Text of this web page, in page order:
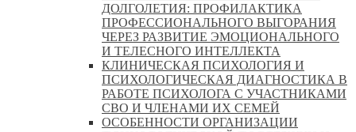
ДОЛГОЛЕТИЯ: ПРОФИЛАКТИКА
ПРОФЕССИОНАЛЬНОГО ВЫГОРАНИЯ
ЧЕРЕЗ РАЗВИТИЕ ЭМОЦИОНАЛЬНОГО
И ТЕЛЕСНОГО ИНТЕЛЛЕКТА
КЛИНИЧЕСКАЯ ПСИХОЛОГИЯ И
ПСИХОЛОГИЧЕСКАЯ ДИАГНОСТИКА В
РАБОТЕ ПСИХОЛОГА С УЧАСТНИКАМИ
СВО И ЧЛЕНАМИ ИХ СЕМЕЙ
ОСОБЕННОСТИ ОРГАНИЗАЦИИ